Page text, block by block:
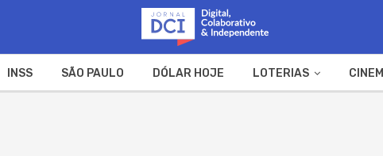
INSS SÃO PAULO DÓLAR HOJE LOTERIAS